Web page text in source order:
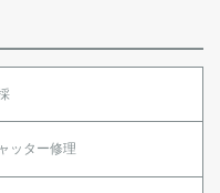
ッター修理